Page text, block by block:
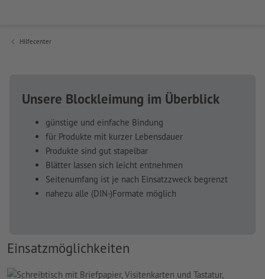
Hilfecenter
Unsere Blockleimung im Überblick
günstige und einfache Bindung
für Produkte mit kurzer Lebensdauer
Produkte sind gut stapelbar
Blätter lassen sich leicht entnehmen
Seitenumfang ist je nach Einsatzzweck begrenzt
nahezu alle (DIN-)Formate möglich
Einsatzmöglichkeiten